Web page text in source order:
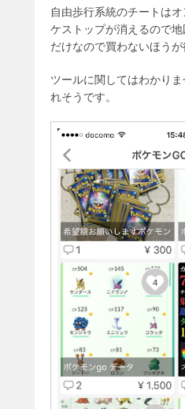
自由歩行系統のチートは
ケストップが消えるので
だけなので買わないほうが
ツールに関してはわかり
れそうです。